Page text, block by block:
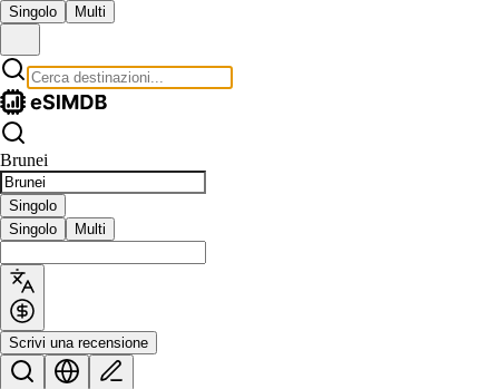
Singolo Multi
Brunei
Singolo
Singolo
Multi
Scrivi una recensione